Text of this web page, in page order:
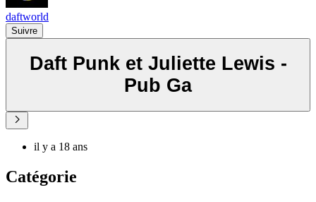
daftworld
Suivre
Daft Punk et Juliette Lewis -
Pub Ga
il y a 18 ans
Catégorie